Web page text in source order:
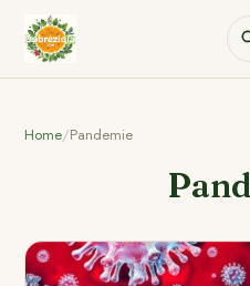
Home/Pandemie